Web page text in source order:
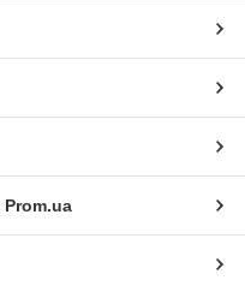
Prom.ua